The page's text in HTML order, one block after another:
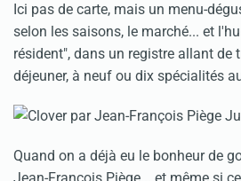
Ici pas de carte, mais un menu-
selon les saisons, le marché... et
résident", dans un registre allant de
déjeuner, à neuf ou dix spécialités
Quand on a déjà eu le bonheur de